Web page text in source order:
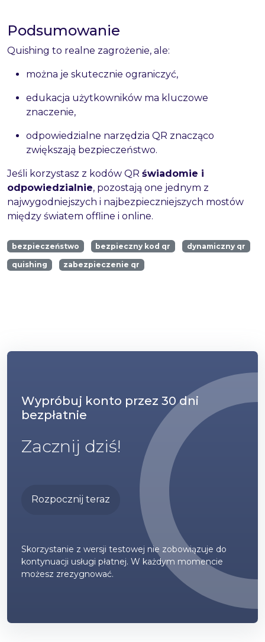
Podsumowanie
Quishing to realne zagrożenie, ale:
można je skutecznie ograniczyć,
edukacja użytkowników ma kluczowe
znaczenie,
odpowiedzialne narzędzia QR znacząco
zwiększają bezpieczeństwo.
Jeśli korzystasz z kodów QR świadomie i
odpowiedzialnie, pozostają one jednym z
najwygodniejszych i najbezpieczniejszych mostów
między światem offline i online.
bezpieczeństwo bezpieczny kod qr dynamiczny qr
quishing zabezpieczenie qr
Wypróbuj konto przez 30 dni
bezpłatnie
Zacznij dziś!
Rozpocznij teraz
Skorzystanie z wersji testowej nie zobowiązuje do
kontynuacji usługi płatnej. W każdym momencie
możesz zrezygnować.